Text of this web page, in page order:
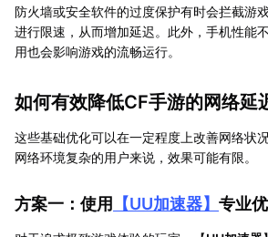
防火墙或安全软件的过度保护有时会拦截游
进行限速，从而增加延迟。此外，手机性能
用也会影响游戏的流畅运行。
如何有效降低CF手游的网络延
这些基础优化可以在一定程度上改善网络状
网络环境复杂的用户来说，效果可能有限。
方案一：使用 【UU加速器】 专业